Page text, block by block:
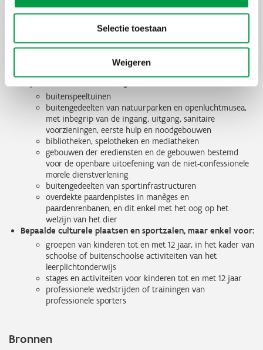
Selectie toestaan
Weigeren
gespecialiseerde detailhandelszaken die breigarens,
handwerken en fournituren verkopen
Demarkten die in hoofdzaak essentiële goederen
, mits zij deze preventiemaatregelen handhaven (zie
buitenspeeltuinen
buitengedeelten van natuurparken en openluchtmusea,
met inbegrip van de ingang, uitgang, sanitaire
voorzieningen, eerste hulp en noodgebouwen
bibliotheken, spelotheken en mediatheken
gebouwen der erediensten en de gebouwen bestemd
voor de openbare uitoefening van de niet-confessionele
morele dienstverlening
buitengedeelten van sportinfrastructuren
overdekte paardenpistes in manèges en
paardenrenbanen, en dit enkel met het oog op het
welzijn van het dier
Bepaalde culturele plaatsen en sportzalen, maar enkel voor:
groepen van kinderen tot en met 12 jaar, in het kader van
schoolse of buitenschoolse activiteiten van het
leerplichtonderwijs
stages en activiteiten voor kinderen tot en met 12 jaar
professionele wedstrijden of trainingen van
professionele sporters
Bronnen